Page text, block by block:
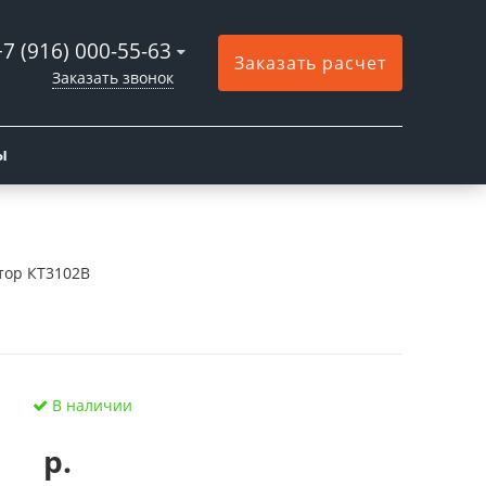
(916) 000-55-63
Заказать звонок
Заказать расчет
КТ3102В
В наличии
р.